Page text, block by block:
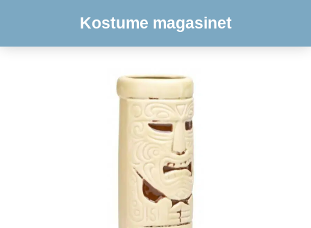
Kostume magasinet